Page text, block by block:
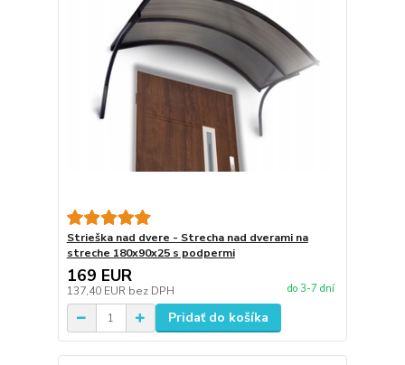
Strieška nad dvere - Strecha nad dverami na
streche 180x90x25 s podpermi
169 EUR
137,40 EUR bez DPH do 3-7 dní
Pridať do košíka